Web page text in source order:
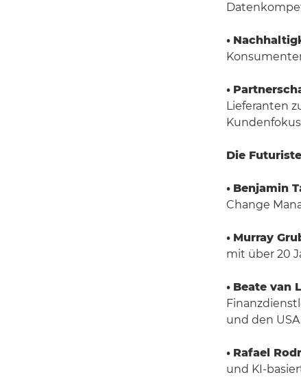
•
•
Lieferanten
Die
• Benjamin
Change
• Murray
mit über 20
• Beate van
und den
• Rafael
und KI-